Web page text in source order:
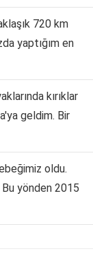
720 km
yaptığım en
kırıklar
geldim. Bir
oldu.
Bu yönden 2015